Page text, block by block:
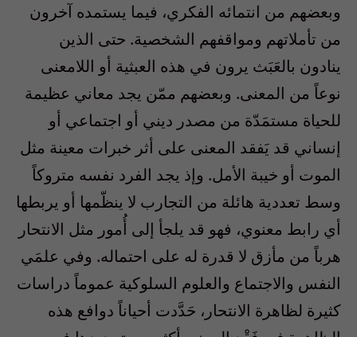
وبعضهم من انتمائه الفكري، فيما يستمده آخرون
من تأملاتهم ومواقفهم الشخصية. حتى الذين
ينادون بالعَبَث يرون في هذه العبثية أو اللامعنى
نوعاً من المعنى. وبعضهم ممّن يجد معاني عظيمة
للحياة مستمَدّة من مصدر ديني أو اجتماعي أو
إنساني قد يَفقد المعنى على أثر خبرات معينة مثل
الموت أو خيبة الأمل. وإذ يجد الفرد نفسه متروكاً
وسط تعددية هائلة من التجارب لا ينظّمها أو يربطها
أي رابط معنوي، فهو قد يلجأ إلى أُمور مثل الانتحار
هرباً من مأزق لا قدرة له على احتماله. وفي علمَي
النفس والاجتماع والعلوم السلوكية عموماً دراسات
كثيرة لظاهرة الانتحار، حَدَّدت أحياناً دوافع هذه